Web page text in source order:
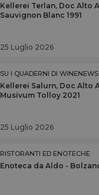
Kellerei Terlan, Doc Alto
Sauvignon Blanc 1991
25 Luglio 2026
SU I QUADERNI DI WINENEWS
Kellerei Salurn, Doc Alto
Musivum Tolloy 2021
25 Luglio 2026
RISTORANTI ED ENOTECHE
Enoteca da Aldo -